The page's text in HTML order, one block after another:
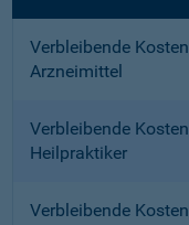
Verbleibende Kosten
Arzneimittel
Verbleibende Kosten
Heilpraktiker
Verbleibende Kosten